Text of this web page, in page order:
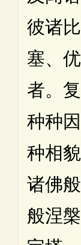
彼诸
塞、
者。
种种
种相
诸佛
般涅